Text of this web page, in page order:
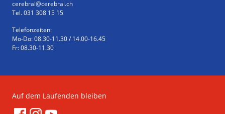
cerebral@cerebral.ch
Tel. 031 308 15 15
Telefonzeiten:
Mo-Do: 08.30-11.30 / 14.00-16.45
Fr: 08.30-11.30
Auf dem Laufenden bleiben